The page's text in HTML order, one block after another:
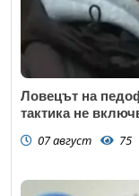
Ловецът на
тактика не
07 август 75